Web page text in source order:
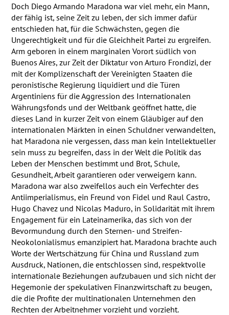
Doch Diego Armando Maradona war viel mehr, ein Mann,
der fähig ist, seine Zeit zu leben, der sich immer dafür
entschieden hat, für die Schwächsten, gegen die
Ungerechtigkeit und für die Gleichheit Partei zu ergreifen.
Arm geboren in einem marginalen Vorort südlich von
Buenos Aires, zur Zeit der Diktatur von Arturo Frondizi, der
mit der Komplizenschaft der Vereinigten Staaten die
peronistische Regierung liquidiert und die Türen
Argentiniens für die Aggression des Internationalen
Währungsfonds und der Weltbank geöffnet hatte, die
dieses Land in kurzer Zeit von einem Gläubiger auf den
internationalen Märkten in einen Schuldner verwandelten,
hat Maradona nie vergessen, dass man kein Intellektueller
sein muss zu begreifen, dass in der Welt die Politik das
Leben der Menschen bestimmt und Brot, Schule,
Gesundheit, Arbeit garantieren oder verweigern kann.
Maradona war also zweifellos auch ein Verfechter des
Antiimperialismus, ein Freund von Fidel und Raul Castro,
Hugo Chavez und Nicolas Maduro, in Solidarität mit ihrem
Engagement für ein Lateinamerika, das sich von der
Bevormundung durch den Sternen- und Streifen-
Neokolonialismus emanzipiert hat. Maradona brachte auch
Worte der Wertschätzung für China und Russland zum
Ausdruck, Nationen, die entschlossen sind, respektvolle
internationale Beziehungen aufzubauen und sich nicht der
Hegemonie der spekulativen Finanzwirtschaft zu beugen,
die die Profite der multinationalen Unternehmen den
Rechten der Arbeitnehmer vorzieht und vorzieht.